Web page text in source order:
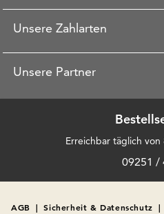
Unsere Zahlarten
Unsere Partner
Erreichbar täglich
09251 /
AGB | Sicherheit & Datenschutz |